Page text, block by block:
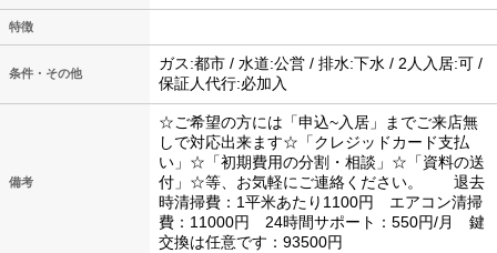
特徴
条件・その他
ガス:都市 / 水道:公営 / 排水:下水 / 2人入居:可 /
保証人代行:必加入
備考
☆ご希望の方には「申込~入居」までご来店無
しで対応出来ます☆「クレジッドカード支払
い」☆「初期費用の分割・相談」☆「資料の送
付」☆等、お気軽にご連絡ください。 退去
時清掃費：1平米あたり1100円 エアコン清掃
費：11000円 24時間サポート：550円/月 鍵
交換は任意です：93500円